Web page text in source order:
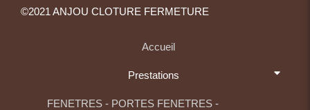
©2021 ANJOU CLOTURE FERMETURE
Accueil
Prestations
FENETRES - PORTES FENETRES -